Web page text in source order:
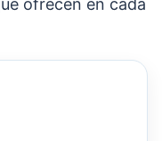
ofrecen en cada